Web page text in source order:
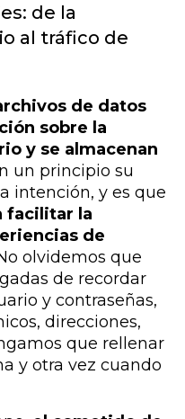
de la
al tráfico de
de datos
sobre la
y se almacenan
un principio su
intención, y es que
facilitar la
de
olvidemos que
de recordar
y contraseñas,
direcciones,
que rellenar
y otra vez cuando